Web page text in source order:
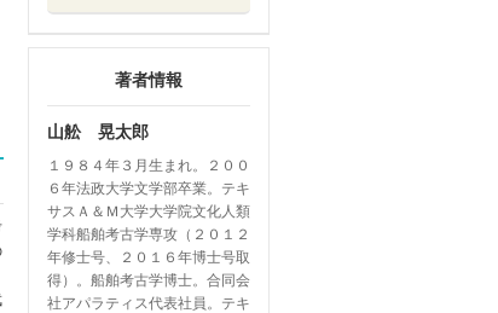
著者情報
山舩 晃太郎
１９８４年３月生まれ。２００
６年法政大学文学部卒業。テキ
サスＡ＆Ｍ大学大学院文化人類
学科船舶考古学専攻（２０１２
年修士号、２０１６年博士号取
得）。船舶考古学博士。合同会
社アパラティス代表社員。テキ